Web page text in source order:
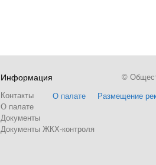
Информация
Контакты
О палате
Документы
Документы ЖКХ-контроля
О палате Размещение
©